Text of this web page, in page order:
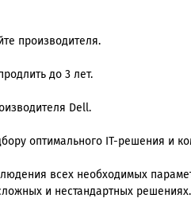
производителя.
до 3 лет.
Dell.
оптимального IT-решения и
всех необходимых
и нестандартных решениях.